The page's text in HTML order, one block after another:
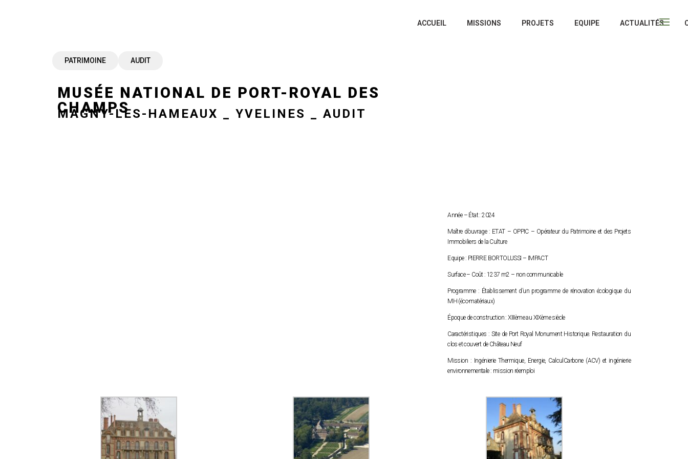
ACCUEIL MISSIONS PROJETS EQUIPE ACTUALITÉS
PATRIMOINE AUDIT
MUSÉE NATIONAL DE PORT-ROYAL DES
CHAMPS
MAGNY-LES-HAMEAUX _ YVELINES _ AUDIT
Année – État : 2024
Maître d’ouvrage : ETAT – OPPIC – Opérateur du Patrimoine et des Projets
Immobiliers de la Culture
Equipe : PIERRE BORTOLUSSI – IMPACT
Surface – Coût :1237 m2 – non communicable
Programme : Établissement d’un programme de rénovation écologique du
MH (éco-matériaux)
Époque de construction : XIIIème au XIXème siècle
Caractéristiques : Site de Port Royal Monument Historique. Restauration du
clos et couvert de Château Neuf
Mission : Ingénierie Thermique, Energie, CalculCarbone (ACV) et ingénierie
environnementale : mission réemploi